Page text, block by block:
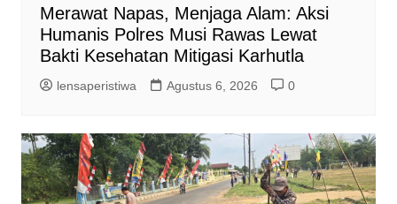
Merawat Napas, Menjaga Alam: Aksi
Humanis Polres Musi Rawas Lewat
Bakti Kesehatan Mitigasi Karhutla
lensaperistiwa Agustus 6, 2026 0